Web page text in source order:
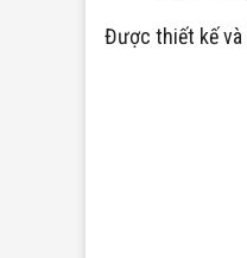
Được thiết kế và